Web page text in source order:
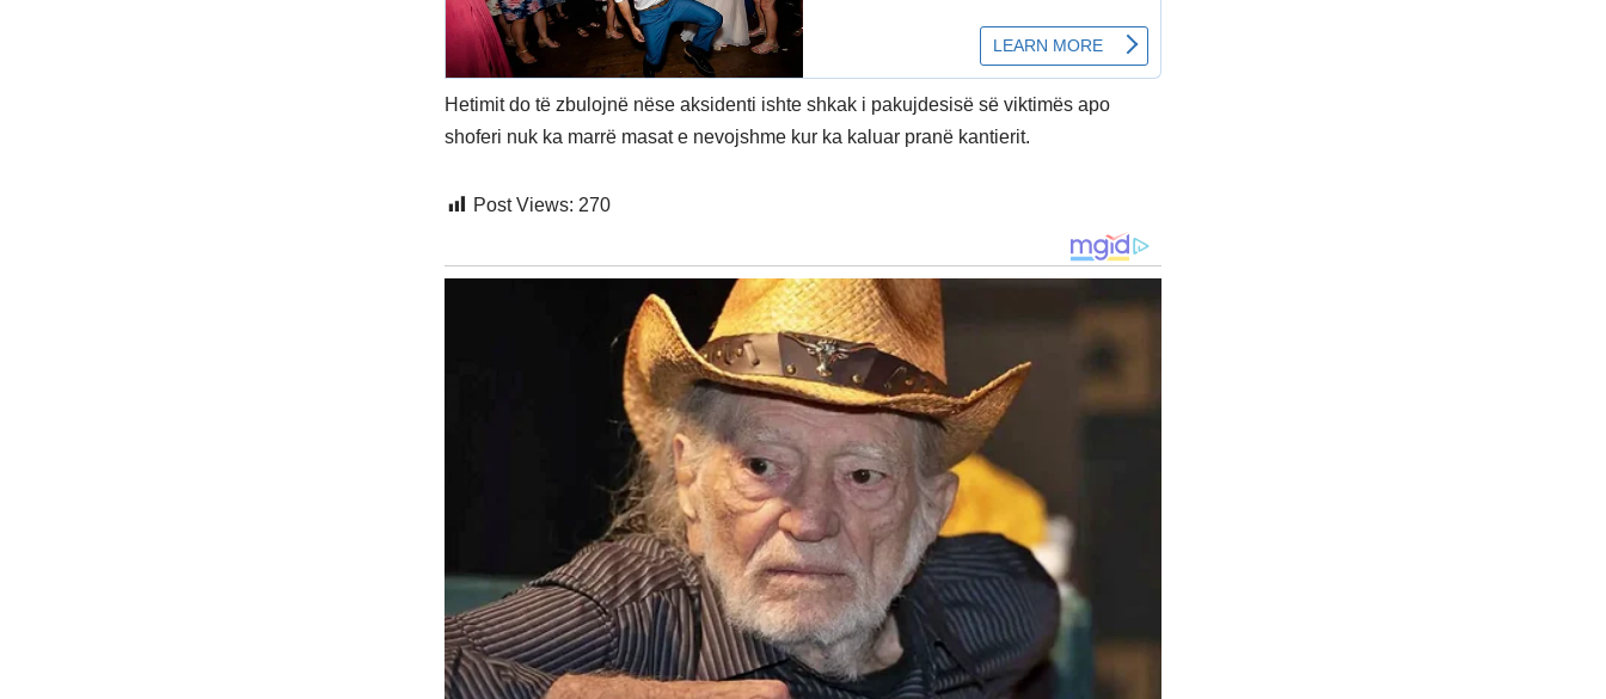
Hetimit do të zbulojnë nëse aksidenti ishte shkak i pakujdesisë së viktimës apo
shoferi nuk ka marrë masat e nevojshme kur ka kaluar pranë kantierit.
Post Views: 270